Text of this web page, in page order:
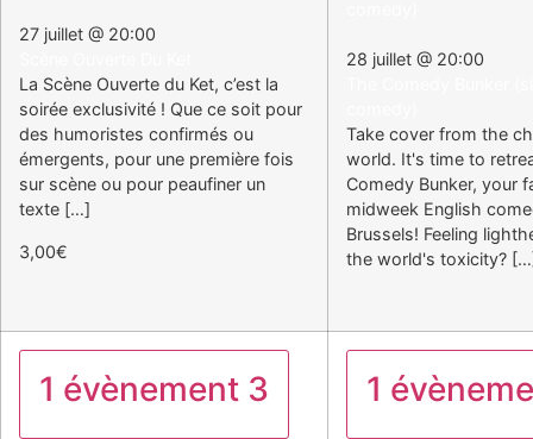
27 juillet @ 20:00
La Scène Ouverte du Ket, c’est la
soirée exclusivité ! Que ce soit pour
des humoristes confirmés ou
émergents, pour une première fois
sur scène ou pour peaufiner un
texte […]
3,00€
28 juillet @ 20:00
Take cover from the
world. It's time to
Comedy Bunker, your
midweek English
Brussels! Feeling
the world's toxicity?
1 évènement 3
1